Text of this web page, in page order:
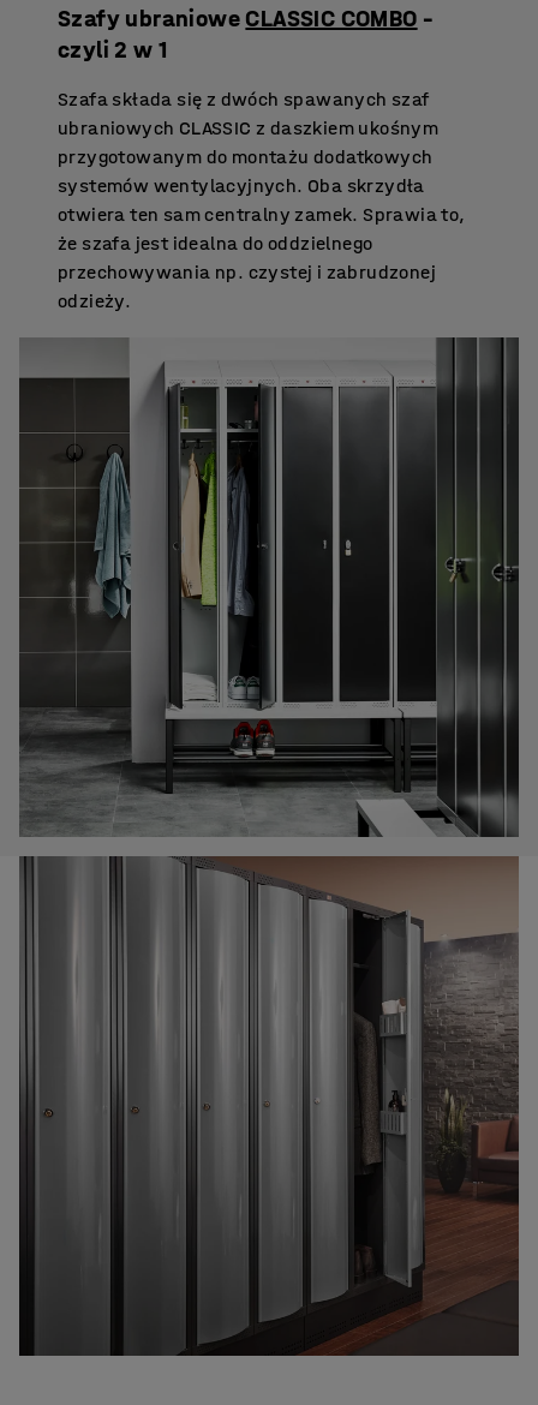
Szafy ubraniowe CLASSIC COMBO –
czyli 2 w 1
Szafa składa się z dwóch spawanych szaf
ubraniowych CLASSIC z daszkiem ukośnym
przygotowanym do montażu dodatkowych
systemów wentylacyjnych. Oba skrzydła
otwiera ten sam centralny zamek. Sprawia to,
że szafa jest idealna do oddzielnego
przechowywania np. czystej i zabrudzonej
odzieży.